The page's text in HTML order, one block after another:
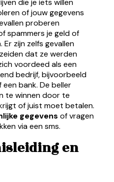
die je iets willen
of jouw gegevens
proberen
spammers je geld of
zijn zelfs gevallen
dat ze werden
voordeed als een
bedrijf, bijvoorbeeld
bank. De beller
te winnen door te
of juist moet betalen.
gegevens of vragen
via een sms.
en